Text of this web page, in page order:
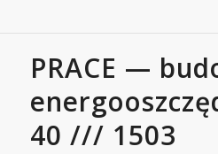
PRACE —
40 /// 1503